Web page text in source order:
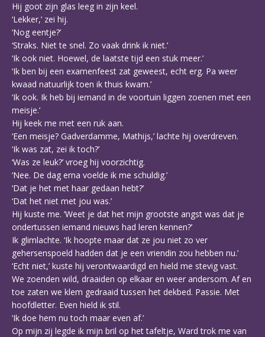
Hij goot zijn glas leeg in zijn keel.
‘Lekker,’ zei hij.
‘Nog eentje?’
‘Straks. Niet te snel. Zo vaak drink ik niet.’
‘Ik ook niet. Hoewel, de laatste tijd een stuk meer.’
‘Ik ben bij een examenfeest zat geweest, echt erg. Pa weer
kwaad natuurlijk toen ik thuis kwam.’
‘Ik ook. Ik heb bij iemand in de voortuin liggen zoenen met een
meisje.’
Hij keek me met een ruk aan.
‘Een meisje? Gadverdamme, Mathijs,’ lachte hij overdreven.
‘Ik was zat, zei ik toch?’
‘Was ze leuk?’ vroeg hij voorzichtig.
‘Nee. De dag erna voelde ik me schuldig.’
‘Dat je het met haar gedaan hebt?’
‘Dat het niet met jou was.’
Hij kuste me. ‘Weet je dat het mijn grootste angst was dat je
ondertussen iemand nieuws had leren kennen?’
Ik glimlachte. ‘Ik hoopte maar dat ze jou niet zo ver
gehersenspoeld hadden dat je een vriendin zou hebben nu.’
‘Echt niet,’ kuste hij verontwaardigd en hield me stevig vast.
We zoenden wild, draaiden op elkaar en weer andersom. Af en
toe zaten we klem gedraaid tussen het dekbed. Passie. Met
hoofdletter. Even hield ik stil.
‘Ik doe hem nu toch maar even af.’
Op mijn zij legde ik mijn bril op het tafeltje, Ward trok me van